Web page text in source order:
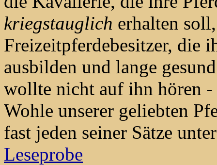
kriegstauglich erhalten
Freizeitpferdebesitzer, die
ausbilden und lange
wollte nicht auf ihn hören
Wohle unserer geliebten
fast jeden seiner Sätze
Leseprobe